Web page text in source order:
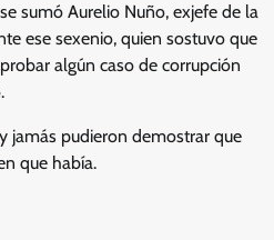
sumó Aurelio Nuño, exjefe de la
ese sexenio, quien sostuvo que
algún caso de corrupción
jamás pudieron demostrar que
que había.